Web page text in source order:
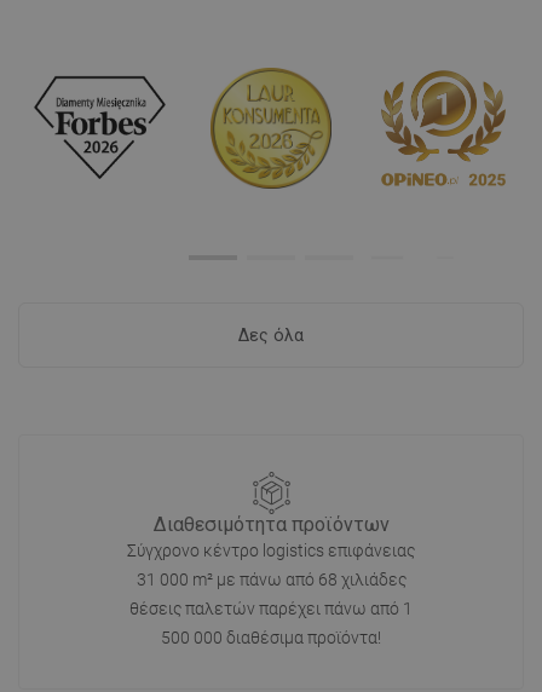
Δες όλα
Διαθεσιμότητα προϊόντων
Σύγχρονο κέντρο logistics επιφάνειας
31 000 m² με πάνω από 68 χιλιάδες
θέσεις παλετών παρέχει πάνω από 1
500 000 διαθέσιμα προϊόντα!